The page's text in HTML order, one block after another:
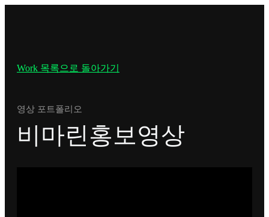
Work 목록으로 돌아가기
영상 포트폴리오
비마린홍보영상